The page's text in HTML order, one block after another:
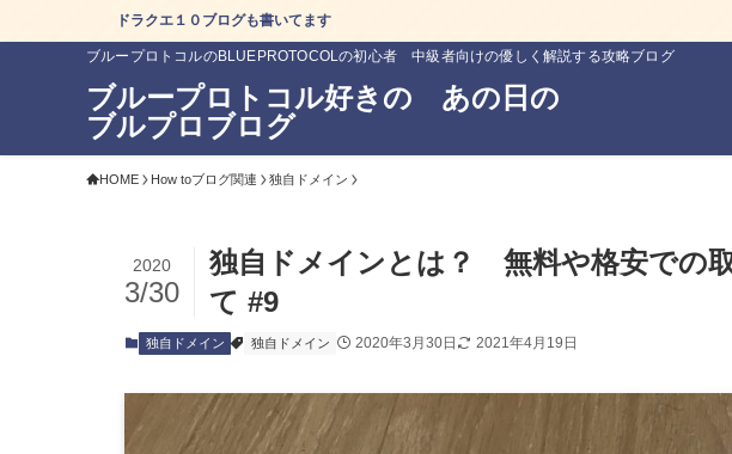
エ１０ブログも書いてます
ブループロトコルのBLUEPROTOCOLの初心者 中級者向けの優しく解説する攻略ブログ
ブループロトコル好きの あの日の
ブルプロブログ
HOME How toブログ関連 独自ドメイン
独自ドメインとは？ 無料や格安での
て #9
2020
3/30
独自ドメイン 独自ドメイン 2020年3月30日 2021年4月19日